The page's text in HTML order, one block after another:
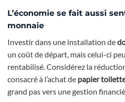
L’économie se fait aussi
monnaie
Investir dans une installation de
un coût de départ, mais celui-ci
rentabilisé. Considérez la
consacré à l’achat de papier
grand pas vers une gestion